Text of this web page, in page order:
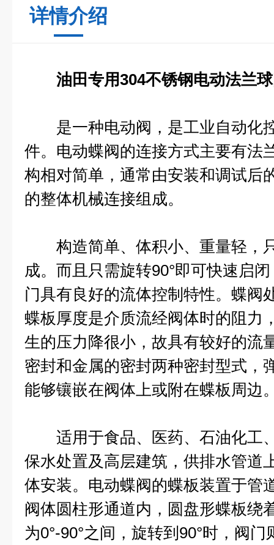
详情介绍
油田专用304不锈钢电动法兰
是一种电动阀，是工业自动化
件。电动蝶阀的连接方式主要有法
构相对简单，通常由安装和调试后
的整体机械连接组成。
构造简单、体积小、重量轻，
成。而且只需旋转90°即可快速启
门具有良好的流体控制特性。蝶阀
蝶板厚度是介质流经阀体时的阻力
生的压力降很小，故具有较好的流
密封和金属的密封两种密封型式，
能够镶嵌在阀体上或附在蝶板周边
适用于食品、医药、石油化工
保水处置及高层建筑，供排水管道
体安装。电动蝶阀的蝶板装置于管
阀体圆柱形通道内，圆盘形蝶板绕
为0°-90°之间，旋转到90°时，阀